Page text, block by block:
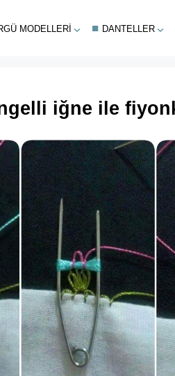
MODELLERI DANTELLER
iğne ile